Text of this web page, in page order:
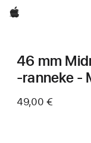
Apple
46 mm
‑ranneke -
49,00 €